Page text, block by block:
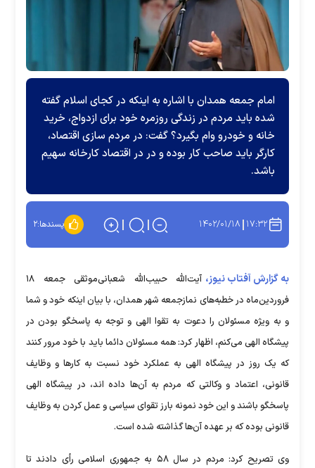
امام جمعه همدان با اشاره به اینکه در کجای اسلام گفته
شده باید مردم در زندگی روزمره خود برای ازدواج، خرید
خانه و خودرو وام بگیرد؟ گفت: در مردم سازی اقتصاد،
کارگر باید صاحب کار بوده و در در اقتصاد کارخانه سهیم
باشد.
۱۷:۳۲ ۱۴۰۲/۰۱/۱۸ پسندها:۲
به گزارش آفتاب نیوز،
آیت‌الله حبیب‌الله شعبانی‌موثقی جمعه ۱۸
فروردین‌ماه در خطبه‌های نمازجمعه شهر همدان، با بیان اینکه خود و شما
و به ویژه مسئولان را دعوت به تقوا الهی و توجه به پاسخگو بودن در
پیشگاه الهی می‌کنم، اظهار کرد: همه مسئولان دائما باید با خود مرور کنند
که یک روز در پیشگاه الهی به عملکرد خود نسبت به کار‌ها و وظایف
قانونی، اعتماد و وکالتی که مردم به آن‌ها داده اند، در پیشگاه الهی
پاسخگو باشند و این خود نمونه بارز تقوای سیاسی و عمل کردن به وظایف
قانونی بوده که بر عهده آن‌ها گذاشته شده است.
وی تصریح کرد: مردم در سال ۵۸ به جمهوری اسلامی رأی دادند تا